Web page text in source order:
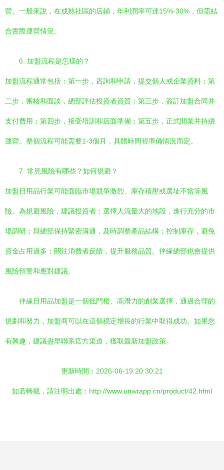
營。一般來說，在成熟社區的店鋪，年利潤率可達15%-30%，但需結
合實際運營情況。
6. 加盟流程是怎樣的？
加盟流程通常包括：第一步，咨詢和申請，提交個人或企業資料；第
二步，審核和面談，總部評估投資者資質；第三步，簽訂加盟合同并
支付費用；第四步，接受培訓和店面準備；第五步，正式開業并持續
運營。整個流程可能需要1-3個月，具體時間視準備情況而定。
7. 常見風險有哪些？如何規避？
加盟日用品行業可能面臨市場競爭激烈、庫存積壓或選址不當等風
險。為規避風險，建議投資者：選擇人流量大的地段，進行充分的市
場調研；與總部保持緊密溝通，及時調整產品結構；控制庫存，避免
資金占用過多；關注消費者反饋，提升服務品質。伴緣總部也會提供
風險預警和應對建議。
伴緣日用品加盟是一個低門檻、高潛力的創業選擇，通過合理的
規劃和努力，加盟商可以在這個穩定增長的行業中取得成功。如果您
有興趣，建議盡早聯系官方渠道，獲取最新加盟政策。
更新時間：2026-06-19 20:30:21
如若轉載，請注明出處：http://www.unwrapp.cn/product/42.html